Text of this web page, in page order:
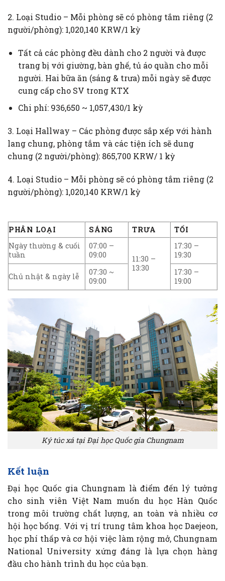
2. Loại Studio – Mỗi phòng sẽ có phòng tắm riêng (2
người/phòng): 1,020,140 KRW/1 kỳ
Tất cả các phòng đều dành cho 2 người và được
trang bị với giường, bàn ghế, tủ áo quần cho mỗi
người. Hai bữa ăn (sáng & trưa) mỗi ngày sẽ được
cung cấp cho SV trong KTX
Chi phí: 936,650 ~ 1,057,430/1 kỳ
3. Loại Hallway – Các phòng được sắp xếp với hành
lang chung, phòng tắm và các tiện ích sẽ dung
chung (2 người/phòng): 865,700 KRW/ 1 kỳ
4. Loại Studio – Mỗi phòng sẽ có phòng tắm riêng (2
người/phòng): 1,020,140 KRW/1 kỳ
PHÂN LOẠI SÁNG TRƯA
TỐI
Ngày thường & cuối
tuần
07:00 –
09:00
11:30 –
13:30
17:30 –
19:30
Chủ nhật & ngày lễ
07:30 ~
09:00
17:30 –
19:00
Ký túc xá tại Đại học Quốc gia Chungnam
Kết luận
Đại học Quốc gia Chungnam là điểm đến lý tưởng
cho sinh viên Việt Nam muốn du học Hàn Quốc
trong môi trường chất lượng, an toàn và nhiều cơ
hội học bổng. Với vị trí trung tâm khoa học Daejeon,
học phí thấp và cơ hội việc làm rộng mở, Chungnam
National University xứng đáng là lựa chọn hàng
đầu cho hành trình du học của bạn.